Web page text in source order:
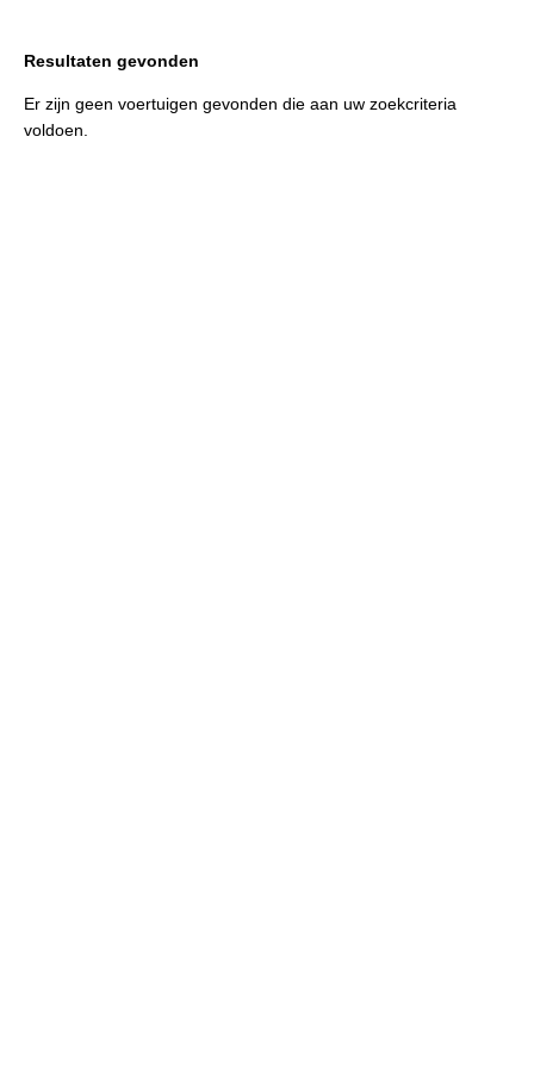
Resultaten gevonden
Er zijn geen voertuigen gevonden die aan uw zoekcriteria
voldoen.